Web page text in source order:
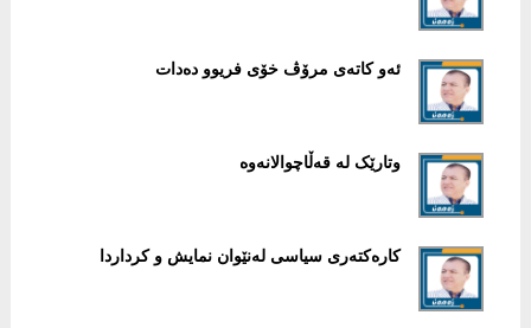
ئەو كاتەی مرۆڤ خۆی فریوو دەدات
وتارێک لە قەڵاچوالانەوە
کارەکتەری سیاسی لەنێوان نمایش و کرداردا